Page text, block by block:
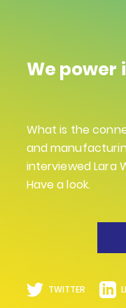
We power
What is the
and
interviewed Lara
Have a look.
TWITTER